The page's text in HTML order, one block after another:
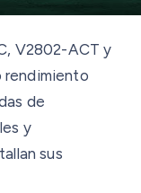
V2802-ACT y
rendimiento
de
y
sus